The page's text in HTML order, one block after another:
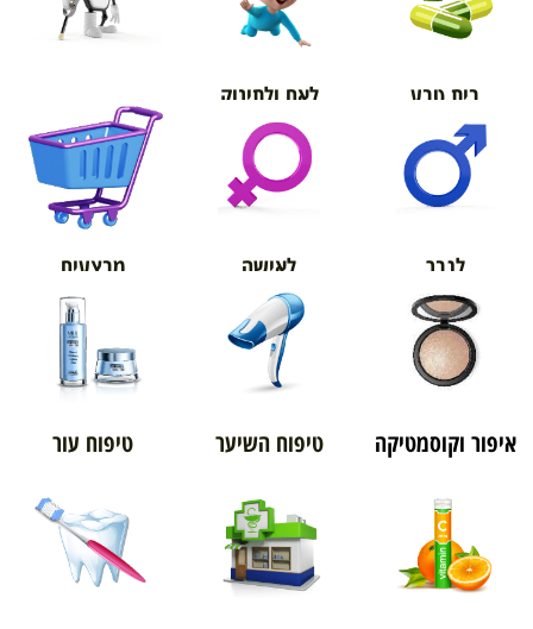
בית טבע לאם ולתינוק
אורטופדיה
לגבר לאישה מבצעים
איפור וקוסמטיקה טיפוח השיער טיפוח עור